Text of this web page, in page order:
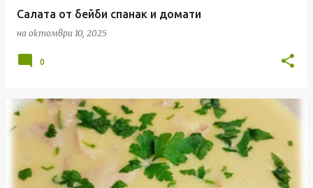
Салата от бейби спанак и домати
на октомври 10, 2025
0